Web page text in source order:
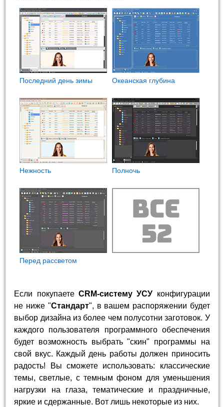
Последний день зимы Океанская глубина
Нежность Полночь
Перед рассветом
Если покупаете CRM-систему УСУ конфигурации
не ниже "Стандарт", в вашем распоряжении будет
выбор дизайна из более чем полусотни заготовок. У
каждого пользователя программного обеспечения
будет возможность выбрать "скин" программы на
свой вкус. Каждый день работы должен приносить
радость! Вы сможете использовать: классические
темы, светлые, с темным фоном для уменьшения
нагрузки на глаза, тематические и праздничные,
яркие и сдержанные. Вот лишь некоторые из них.